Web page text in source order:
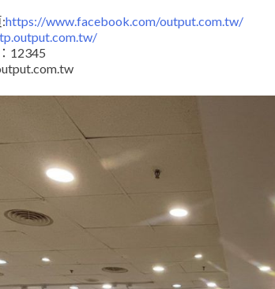
https://www.facebook.com/output.com.tw/
12345